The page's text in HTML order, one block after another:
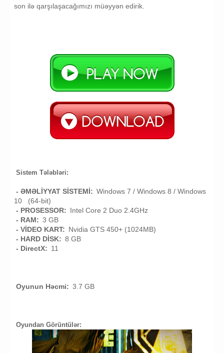
son ilə qarşılaşacağımızı müəyyən edirik.
Sistem Tələbləri:
- ƏMƏLİYYAT SİSTEMİ: Windows 7 / Windows 8 / Windows
10 (64-bit)
- PROSESSOR: Intel Core 2 Duo 2.4GHz
- RAM: 3 GB
- VİDEO KART: Nvidia GTS 450+ (1024MB)
- HARD DİSK: 8 GB
- DirectX: 11
Oyunun Həcmi: 3.7 GB
Oyundan Görüntülər: